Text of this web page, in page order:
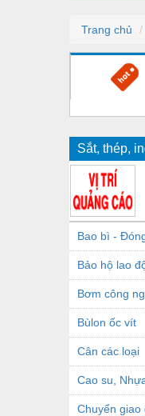
Trang chủ
Sắt, thép,
Bao bì -
Bảo hộ lao
Bơm công
Bùlon ốc vít
Cân các loại
Cao su,
Chuyển giao